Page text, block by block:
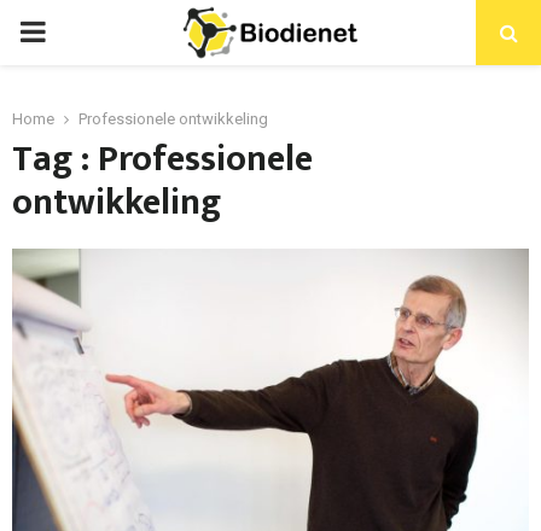
PRIMARY
Home Professionele ontwikkeling
Tag : Professionele
ontwikkeling